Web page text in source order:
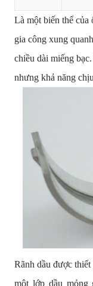
Là một biến thể của
gia công xung
chiều dài miếng
nhưng khả năng
Rãnh dầu được
một lớp dầu